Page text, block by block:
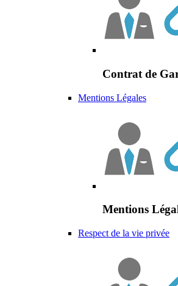
Contrat de
Mentions Légales
Mentions
Respect de la vie privée